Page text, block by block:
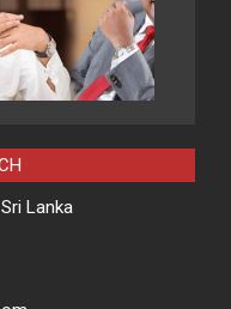
Lanka